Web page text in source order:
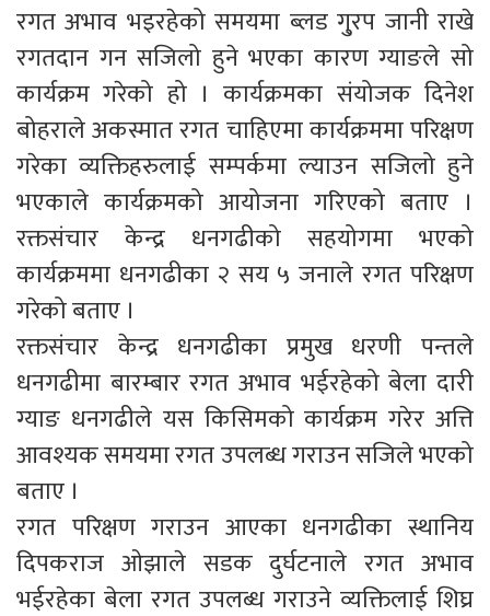
रगत अभाव भइरहेको समयमा ब्लड गु्रप जानी राखे
रगतदान गन सजिलो हुने भएका कारण ग्याङले सो
कार्यक्रम गरेको हो । कार्यक्रमका संयोजक दिनेश
बोहराले अकस्मात रगत चाहिएमा कार्यक्रममा परिक्षण
गरेका व्यक्तिहरुलाई सम्पर्कमा ल्याउन सजिलो हुने
भएकाले कार्यक्रमको आयोजना गरिएको बताए ।
रक्तसंचार केन्द्र धनगढीको सहयोगमा भएको
कार्यक्रममा धनगढीका २ सय ५ जनाले रगत परिक्षण
गरेको बताए ।
रक्तसंचार केन्द्र धनगढीका प्रमुख धरणी पन्तले
धनगढीमा बारम्बार रगत अभाव भईरहेको बेला दारी
ग्याङ धनगढीले यस किसिमको कार्यक्रम गरेर अत्ति
आवश्यक समयमा रगत उपलब्ध गराउन सजिले भएको
बताए ।
रगत परिक्षण गराउन आएका धनगढीका स्थानिय
दिपकराज ओझाले सडक दुर्घटनाले रगत अभाव
भईरहेका बेला रगत उपलब्ध गराउने व्यक्तिलाई शिघ्र